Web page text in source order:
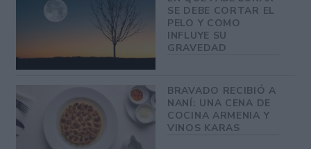
SE DEBE CORTAR EL
PELO Y COMO
INFLUYE SU
GRAVEDAD
BRAVADO RECIBIÓ A
NANÍ: UNA CENA DE
COCINA ARMENIA Y
VINOS KARAS